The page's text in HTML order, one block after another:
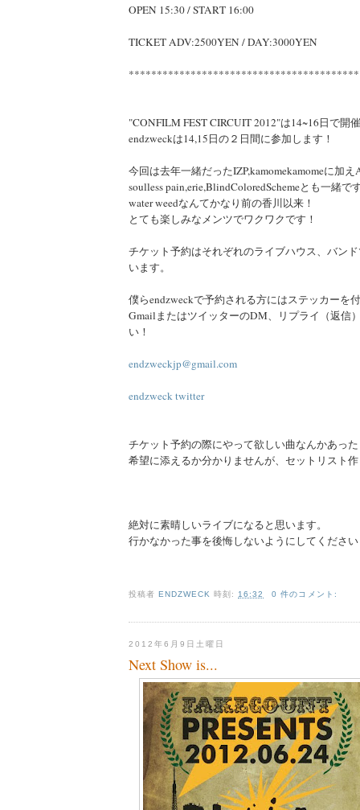
OPEN 15:30 / START 16:00
TICKET ADV:2500YEN / DAY:3000YEN
"CONFILM FEST CIRCUIT 2012"は14~16日で開
endzweckは14,15日の２日間に参加します！
今回は去年一緒だったIZP,kamomekamomeに加
soulless pain,erie,BlindColoredSchemeとも一緒で
water weedなんてかなり前の香川以来！
とても楽しみなメンツでワクワクです！
チケット予約はそれぞれのライブハウス、バン
います。
僕らendzweckで予約される方にはステッカーを
GmailまたはツイッターのDM、リプライ（返信
い！
endzweckjp@gmail.com
endzweck twitter
チケット予約の際にやって欲しい曲なんかあっ
希望に添えるか分かりませんが、セットリスト
絶対に素晴しいライブになると思います。
行かなかった事を後悔しないようにしてくださ
投稿者ENDZWECK 時刻: 16:32 0 件のコメント:
2012年6月9日土曜日
Next Show is...